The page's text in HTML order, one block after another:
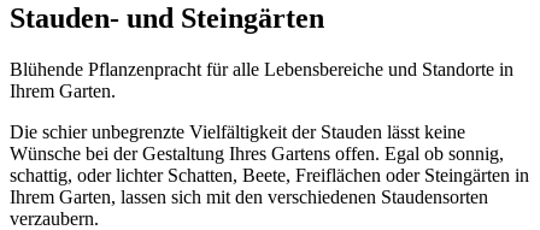
Stauden- und Steingärten
Blühende Pflanzenpracht für alle Lebensbereiche und Standorte in
Ihrem Garten.
Die schier unbegrenzte Vielfältigkeit der Stauden lässt keine
Wünsche bei der Gestaltung Ihres Gartens offen. Egal ob sonnig,
schattig, oder lichter Schatten, Beete, Freiflächen oder Steingärten in
Ihrem Garten, lassen sich mit den verschiedenen Staudensorten
verzaubern.